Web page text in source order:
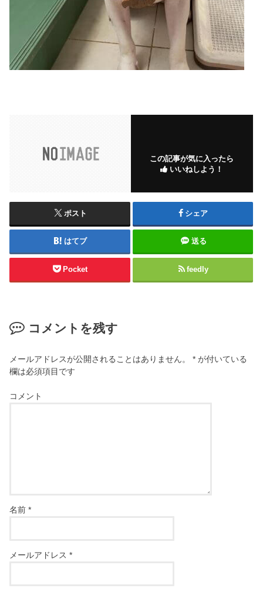
この記事が気に入ったら
いいねしよう！
ポスト シェア
はてブ 送る
Pocket feedly
コメントを残す
メールアドレスが公開されることはありません。 * が付いている
欄は必須項目です
コメント
名前*
メールアドレス*